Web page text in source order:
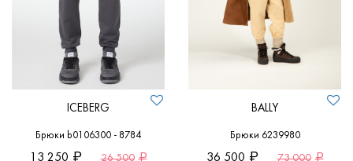
ICEBERG
Брюки b0106300 - 8784
13 250 26 500
BALLY
Брюки 6239980
36 500 73 000